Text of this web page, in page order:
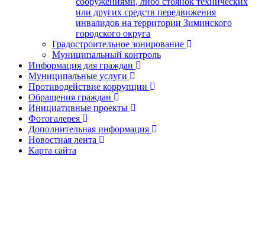
или других средств передвижения
инвалидов на территории Зиминского
городского округа
Градостроительное зонирование
Муниципальный контроль
Информация для граждан
Муниципальные услуги
Противодействие коррупции
Обращения граждан
Инициативные проекты
Фотогалерея
Дополнительная информация
Новостная лента
Карта сайта